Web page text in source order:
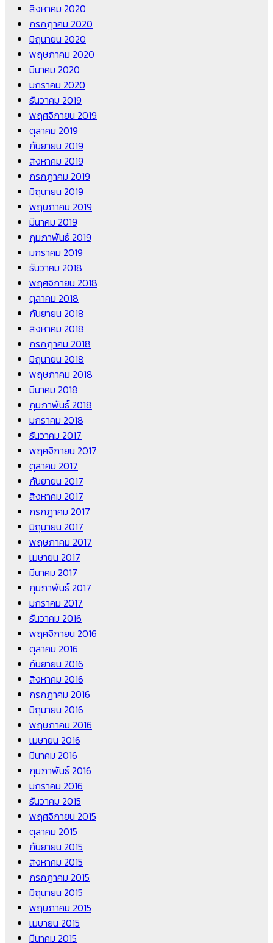
สิงหาคม 2020
กรกฎาคม 2020
มิถุนายน 2020
พฤษภาคม 2020
มีนาคม 2020
มกราคม 2020
ธันวาคม 2019
พฤศจิกายน 2019
ตุลาคม 2019
กันยายน 2019
สิงหาคม 2019
กรกฎาคม 2019
มิถุนายน 2019
พฤษภาคม 2019
มีนาคม 2019
กุมภาพันธ์ 2019
มกราคม 2019
ธันวาคม 2018
พฤศจิกายน 2018
ตุลาคม 2018
กันยายน 2018
สิงหาคม 2018
กรกฎาคม 2018
มิถุนายน 2018
พฤษภาคม 2018
มีนาคม 2018
กุมภาพันธ์ 2018
มกราคม 2018
ธันวาคม 2017
พฤศจิกายน 2017
ตุลาคม 2017
กันยายน 2017
สิงหาคม 2017
กรกฎาคม 2017
มิถุนายน 2017
พฤษภาคม 2017
เมษายน 2017
มีนาคม 2017
กุมภาพันธ์ 2017
มกราคม 2017
ธันวาคม 2016
พฤศจิกายน 2016
ตุลาคม 2016
กันยายน 2016
สิงหาคม 2016
กรกฎาคม 2016
มิถุนายน 2016
พฤษภาคม 2016
เมษายน 2016
มีนาคม 2016
กุมภาพันธ์ 2016
มกราคม 2016
ธันวาคม 2015
พฤศจิกายน 2015
ตุลาคม 2015
กันยายน 2015
สิงหาคม 2015
กรกฎาคม 2015
มิถุนายน 2015
พฤษภาคม 2015
เมษายน 2015
มีนาคม 2015